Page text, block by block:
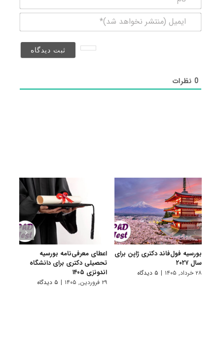
(منتشر
0نظرات
بورسیه فول‌فاند دکتری ژاپن برای
سال ۲۰۲۷
۲۸ خرداد, ۱۴۰۵ | ۵ دیدگاه
اعطای معرفی‌نامه بورسیه
تحصیلی دکتری برای دانشگاه
اندونزی ۱۴۰۵
۲۹ فروردین, ۱۴۰۵ | ۵ دیدگاه